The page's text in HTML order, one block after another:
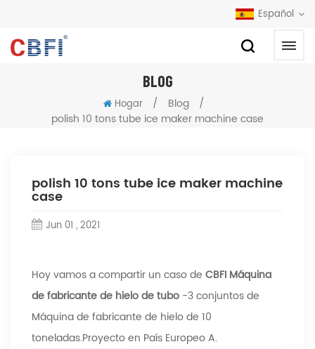
Español
BLOG
Hogar / Blog
/
polish 10 tons tube ice maker machine case
polish 10 tons tube ice maker machine
case
Jun 01 , 2021
Hoy vamos a compartir un caso de CBFI Máquina
de fabricante de hielo de tubo -3 conjuntos de
Máquina de fabricante de hielo de 10
toneladas.Proyecto en País Europeo A.